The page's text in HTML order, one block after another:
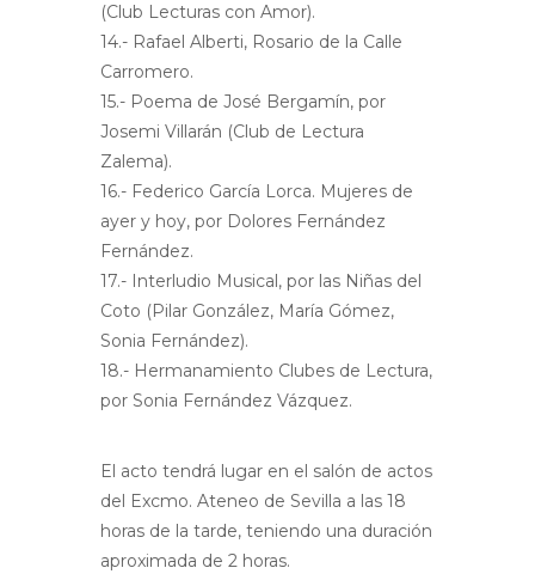
(Club Lecturas con Amor).
14.- Rafael Alberti, Rosario de la Calle
Carromero.
15.- Poema de José Bergamín, por
Josemi Villarán (Club de Lectura
Zalema).
16.- Federico García Lorca. Mujeres de
ayer y hoy, por Dolores Fernández
Fernández.
17.- Interludio Musical, por las Niñas del
Coto (Pilar González, María Gómez,
Sonia Fernández).
18.- Hermanamiento Clubes de Lectura,
por Sonia Fernández Vázquez.
El acto tendrá lugar en el salón de actos
del Excmo. Ateneo de Sevilla a las 18
horas de la tarde, teniendo una duración
aproximada de 2 horas.